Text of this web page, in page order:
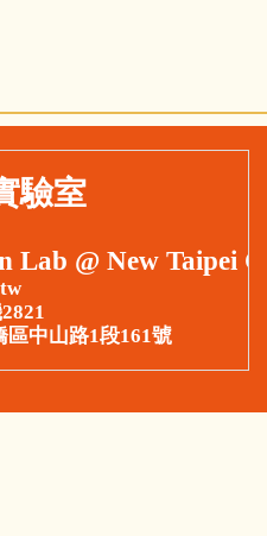
驗室
Lab @ New Taipei
中山路1段161號